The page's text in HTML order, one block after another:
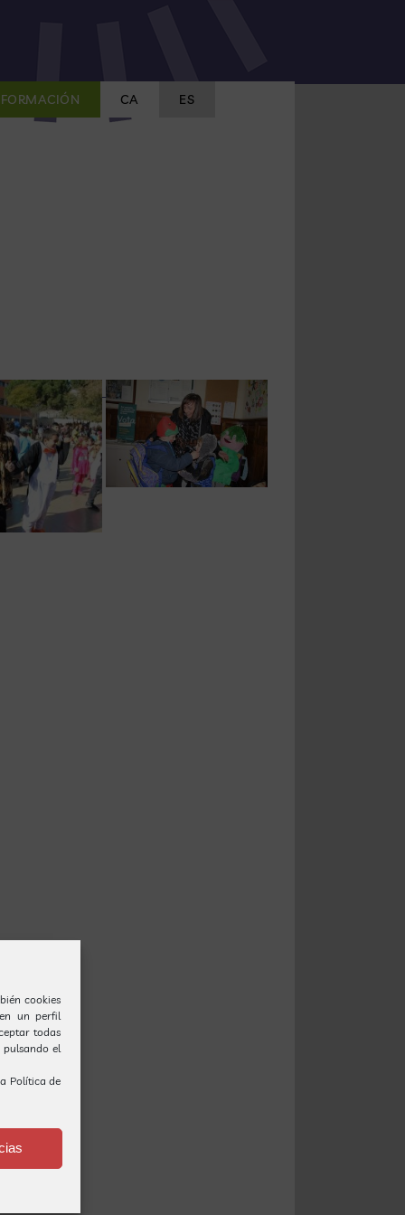
cookies
un perfil
todas
pulsando el
Política de
FORMACIÓN CA ES